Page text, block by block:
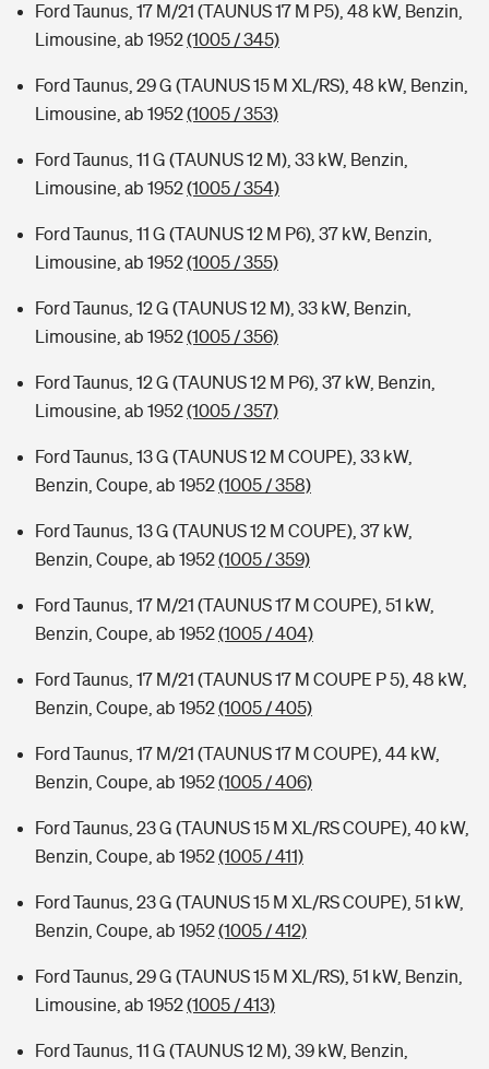
Ford Taunus, 17 M/21 (TAUNUS 17 M P5), 48 kW, Benzin,
Limousine, ab 1952(1005 / 345)
Ford Taunus, 29 G (TAUNUS 15 M XL/RS), 48 kW, Benzin,
Limousine, ab 1952(1005 / 353)
Ford Taunus, 11 G (TAUNUS 12 M), 33 kW, Benzin,
Limousine, ab 1952(1005 / 354)
Ford Taunus, 11 G (TAUNUS 12 M P6), 37 kW, Benzin,
Limousine, ab 1952(1005 / 355)
Ford Taunus, 12 G (TAUNUS 12 M), 33 kW, Benzin,
Limousine, ab 1952(1005 / 356)
Ford Taunus, 12 G (TAUNUS 12 M P6), 37 kW, Benzin,
Limousine, ab 1952(1005 / 357)
Ford Taunus, 13 G (TAUNUS 12 M COUPE), 33 kW,
Benzin, Coupe, ab 1952(1005 / 358)
Ford Taunus, 13 G (TAUNUS 12 M COUPE), 37 kW,
Benzin, Coupe, ab 1952(1005 / 359)
Ford Taunus, 17 M/21 (TAUNUS 17 M COUPE), 51 kW,
Benzin, Coupe, ab 1952(1005 / 404)
Ford Taunus, 17 M/21 (TAUNUS 17 M COUPE P 5), 48 kW,
Benzin, Coupe, ab 1952(1005 / 405)
Ford Taunus, 17 M/21 (TAUNUS 17 M COUPE), 44 kW,
Benzin, Coupe, ab 1952(1005 / 406)
Ford Taunus, 23 G (TAUNUS 15 M XL/RS COUPE), 40 kW,
Benzin, Coupe, ab 1952(1005 / 411)
Ford Taunus, 23 G (TAUNUS 15 M XL/RS COUPE), 51 kW,
Benzin, Coupe, ab 1952(1005 / 412)
Ford Taunus, 29 G (TAUNUS 15 M XL/RS), 51 kW, Benzin,
Limousine, ab 1952(1005 / 413)
Ford Taunus, 11 G (TAUNUS 12 M), 39 kW, Benzin,